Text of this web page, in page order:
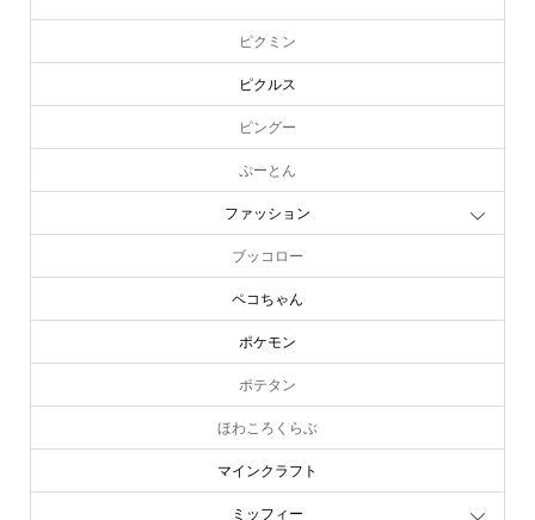
ピクミン
ピクルス
ピングー
ぷーとん
ファッション
ブッコロー
ペコちゃん
ポケモン
ポテタン
ほわころくらぶ
マインクラフト
ミッフィー